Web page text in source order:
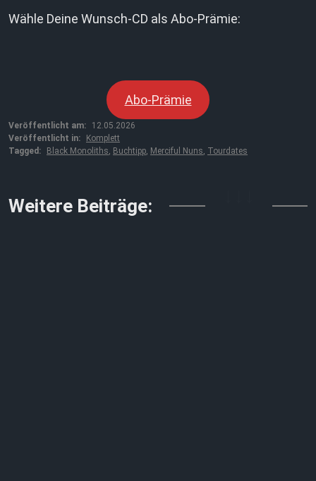
Wähle Deine Wunsch-CD als Abo-Prämie:
Abo-Prämie
Veröffentlicht am:
12.05.2026
Veröffentlicht in:
Komplett
Tagged:
Black Monoliths, Buchtipp, Merciful Nuns, Tourdates
Weitere Beiträge: